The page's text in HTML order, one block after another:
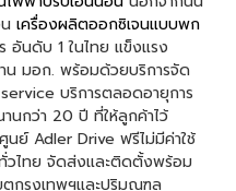
เครื่องผลิตออกซิเจนแบบพก
อันดับ 1 ในไทย แข็งแรง
น มอก. พร้อมด้วยบริการจัด
บริการตลอดอายุการ
นกว่า 20 ปี ที่ให้ลูกค้าไว้
นย์ Adler Drive ฟรีไม่มีค่าใช้
วไทย จัดส่งและติดตั้งพร้อม
ขตกรุงเทพฯและปริมณฑล